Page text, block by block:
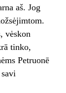
aš. Jog
vėskon
tinko,
Petruonē